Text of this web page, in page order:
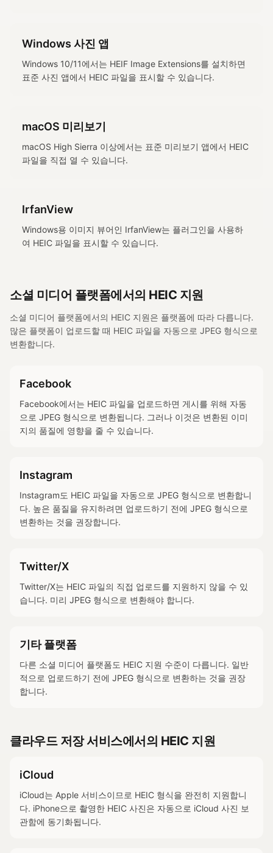
Windows 사진 앱
Windows 10/11에서는 HEIF Image Extensions를 설치하면
표준 사진 앱에서 HEIC 파일을 표시할 수 있습니다.
macOS 미리보기
macOS High Sierra 이상에서는 표준 미리보기 앱에서 HEIC
파일을 직접 열 수 있습니다.
IrfanView
Windows용 이미지 뷰어인 IrfanView는 플러그인을 사용하
여 HEIC 파일을 표시할 수 있습니다.
소셜 미디어 플랫폼에서의 HEIC 지원
소셜 미디어 플랫폼에서의 HEIC 지원은 플랫폼에 따라 다릅니다.
많은 플랫폼이 업로드할 때 HEIC 파일을 자동으로 JPEG 형식으로
변환합니다.
Facebook
Facebook에서는 HEIC 파일을 업로드하면 게시를 위해 자동
으로 JPEG 형식으로 변환됩니다. 그러나 이것은 변환된 이미
지의 품질에 영향을 줄 수 있습니다.
Instagram
Instagram도 HEIC 파일을 자동으로 JPEG 형식으로 변환합니
다. 높은 품질을 유지하려면 업로드하기 전에 JPEG 형식으로
변환하는 것을 권장합니다.
Twitter/X
Twitter/X는 HEIC 파일의 직접 업로드를 지원하지 않을 수 있
습니다. 미리 JPEG 형식으로 변환해야 합니다.
기타 플랫폼
다른 소셜 미디어 플랫폼도 HEIC 지원 수준이 다릅니다. 일반
적으로 업로드하기 전에 JPEG 형식으로 변환하는 것을 권장
합니다.
클라우드 저장 서비스에서의 HEIC 지원
iCloud
iCloud는 Apple 서비스이므로 HEIC 형식을 완전히 지원합니
다. iPhone으로 촬영한 HEIC 사진은 자동으로 iCloud 사진 보
관함에 동기화됩니다.